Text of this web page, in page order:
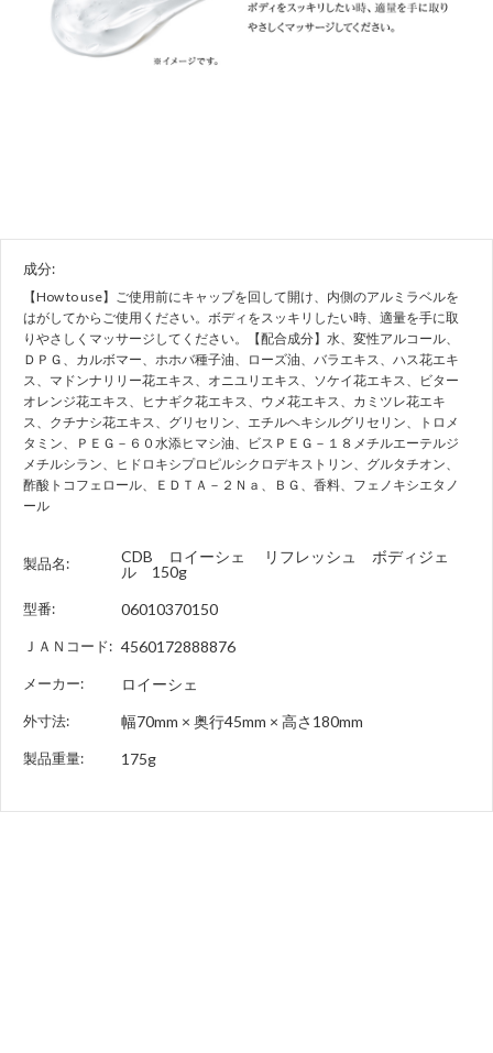
成分:
【How to use】ご使用前にキャップを回して開け、内側のアルミラベルを
はがしてからご使用ください。ボディをスッキリしたい時、適量を手に取
りやさしくマッサージしてください。【配合成分】水、変性アルコール、
ＤＰＧ、カルボマー、ホホバ種子油、ローズ油、バラエキス、ハス花エキ
ス、マドンナリリー花エキス、オニユリエキス、ソケイ花エキス、ビター
オレンジ花エキス、ヒナギク花エキス、ウメ花エキス、カミツレ花エキ
ス、クチナシ花エキス、グリセリン、エチルヘキシルグリセリン、トロメ
タミン、ＰＥＧ－６０水添ヒマシ油、ビスＰＥＧ－１８メチルエーテルジ
メチルシラン、ヒドロキシプロピルシクロデキストリン、グルタチオン、
酢酸トコフェロール、ＥＤＴＡ－２Ｎａ、ＢＧ、香料、フェノキシエタノ
ール
製品名:
CDB ロイーシェ リフレッシュ ボディジェ
ル 150g
型番: 06010370150
ＪＡＮコード: 4560172888876
メーカー: ロイーシェ
外寸法: 幅70mm × 奥行45mm × 高さ180mm
製品重量: 175g